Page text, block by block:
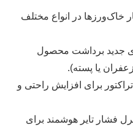
در انواع مختلف
جدید برداشت محصول
یا پسته).
برای افزایش راحتی و
فشار تایر هوشمند برای